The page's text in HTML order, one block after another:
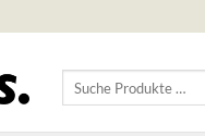
Suche